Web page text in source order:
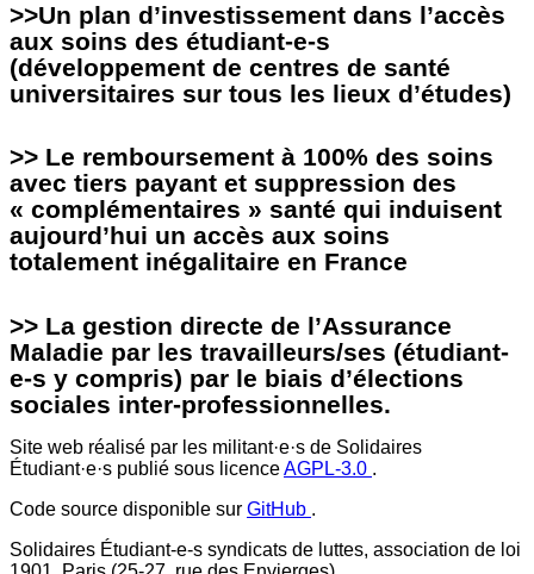
>>Un plan d’investissement dans l’accès
aux soins des étudiant-e-s
(développement de centres de santé
universitaires sur tous les lieux d’études)
>> Le remboursement à 100% des soins
avec tiers payant et suppression des
« complémentaires » santé qui induisent
aujourd’hui un accès aux soins
totalement inégalitaire en France
>> La gestion directe de l’Assurance
Maladie par les travailleurs/ses (étudiant-
e-s y compris) par le biais d’élections
sociales inter-professionnelles.
Site web réalisé par les militant·e·s de Solidaires
Étudiant·e·s publié sous licenceAGPL-3.0 .
Code source disponible sur GitHub .
Solidaires Étudiant-e-s syndicats de luttes, association de loi